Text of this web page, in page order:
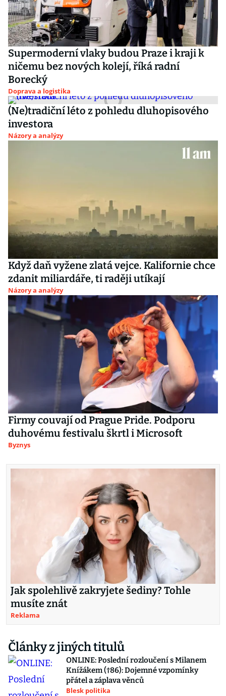
Supermoderní vlaky budou Praze i kraji k
ničemu bez nových kolejí, říká radní
Borecký
Doprava a logistika
(Ne)tradiční léto z pohledu dluhopisového
investora
Názory a analýzy
Když daň vyžene zlatá vejce. Kalifornie chce
zdanit miliardáře, ti raději utíkají
Názory a analýzy
Firmy couvají od Prague Pride. Podporu
duhovému festivalu škrtl i Microsoft
Byznys
Jak spolehlivě zakryjete šediny? Tohle
musíte znát
Reklama
Články z jiných titulů
ONLINE: Poslední rozloučení s Milanem
Knížákem (†86): Dojemné vzpomínky
přátel a záplava věnců
Blesk politika